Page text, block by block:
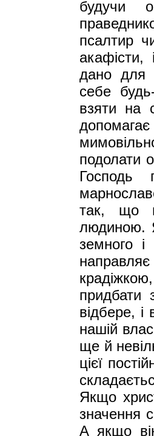
будучи
псалтир
акафісти,
дано для
себе
взяти на
подолати
Господь
так, що
людиною.
земного і
придбати
відбере,
нашій
ще й
цієї
Якщо
значення
А якщо